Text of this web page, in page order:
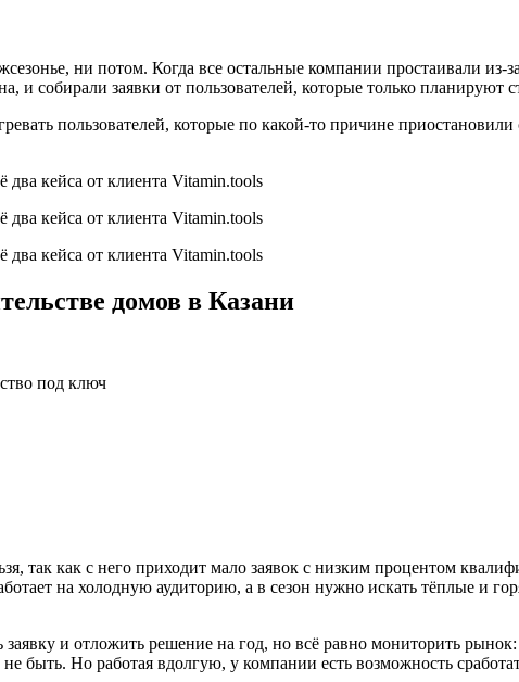
ни потом. Когда все остальные компании простаивали
собирали заявки от пользователей, которые только планируют
пользователей, которые по какой-то причине
домов в Казани
под ключ
так как с него приходит мало заявок с низким процентом
на холодную аудиторию, а в сезон нужно искать тёплые и
и отложить решение на год, но всё равно мониторить
быть. Но работая вдолгую, у компании есть возможность